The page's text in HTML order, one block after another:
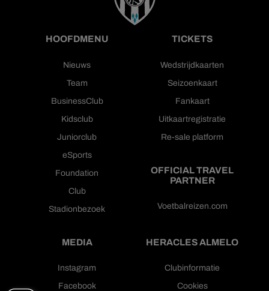
HOOFDMENU
Nieuws
Team
BusinessClub
Kidsclub
Juniorclub
eSports
Foundation
Club
Stadionbezoek
TICKETS
Wedstrijdkaarten
Seizoenkaart
Fankaart
Uitkaartregistratie
Re-sale platform
OFFICIAL TRAVEL
PARTNER
Voetbalreizen.com
MEDIA
Instagram
Facebook
HERACLES ALMELO
Clubinformatie
Cookies